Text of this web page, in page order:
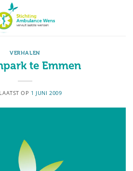
VERHALEN
te Emmen
OP 1 JUNI 2009